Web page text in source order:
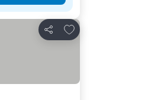
Compartir
Agregar a favoritos